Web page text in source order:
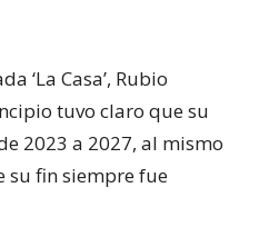
‘La Casa’, Rubio
tuvo claro que su
2023 a 2027, al mismo
su fin siempre fue